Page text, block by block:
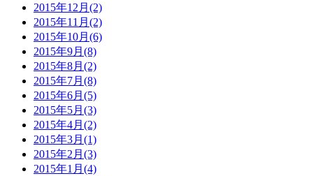
2015年12月(2)
2015年11月(2)
2015年10月(6)
2015年9月(8)
2015年8月(2)
2015年7月(8)
2015年6月(5)
2015年5月(3)
2015年4月(2)
2015年3月(1)
2015年2月(3)
2015年1月(4)